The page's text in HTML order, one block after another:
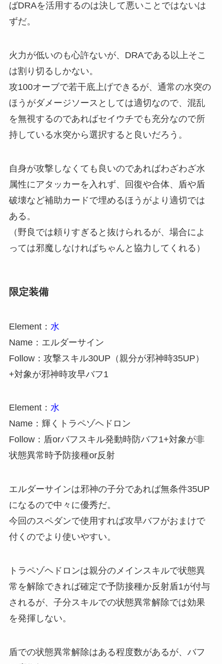
ばDRAを活用するのは決して悪いことではないは
ずだ。
火力が低いのも心許ないが、DRAである以上そこ
は割り切るしかない。
攻100オーブで若干底上げできるが、通常の水突の
ほうがダメージソースとしては適切なので、混乱
を無視するのであればセイウチでも充分なので所
持している水突から選択すると良いだろう。
自身が攻撃しなくても良いのであればわざわざ水
属性にアタッカーを入れず、回復や合体、盾や盾
破壊など補助カードで埋めるほうがより適切では
ある。
（野良では頼りすぎると抜けられるが、場合によ
っては邪魔しなければちゃんと協力してくれる）
限定装備
Element： 水
Name：エルダーサイン
Follow：攻撃スキル30UP（親分が邪神時35UP）
+対象が邪神時攻早バフ1
Element： 水
Name：輝くトラペゾヘドロン
Follow：盾orバフスキル発動時防バフ1+対象が非
状態異常時予防接種or反射
エルダーサインは邪神の子分であれば無条件35UP
になるので中々に優秀だ。
今回のスペダンで使用すれば攻早バフがおまけで
付くのでより使いやすい。
トラペゾヘドロンは親分のメインスキルで状態異
常を解除できれば確定で予防接種か反射盾1が付与
されるが、子分スキルでの状態異常解除では効果
を発揮しない。
盾での状態異常解除はある程度数があるが、バフ